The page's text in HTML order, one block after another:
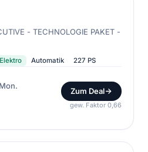
- TECHNOLOGIE PAKET -
Elektro Automatik 227 PS
Zum Deal
gew. Faktor 0,66